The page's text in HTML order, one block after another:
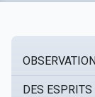
DES ESPRITS